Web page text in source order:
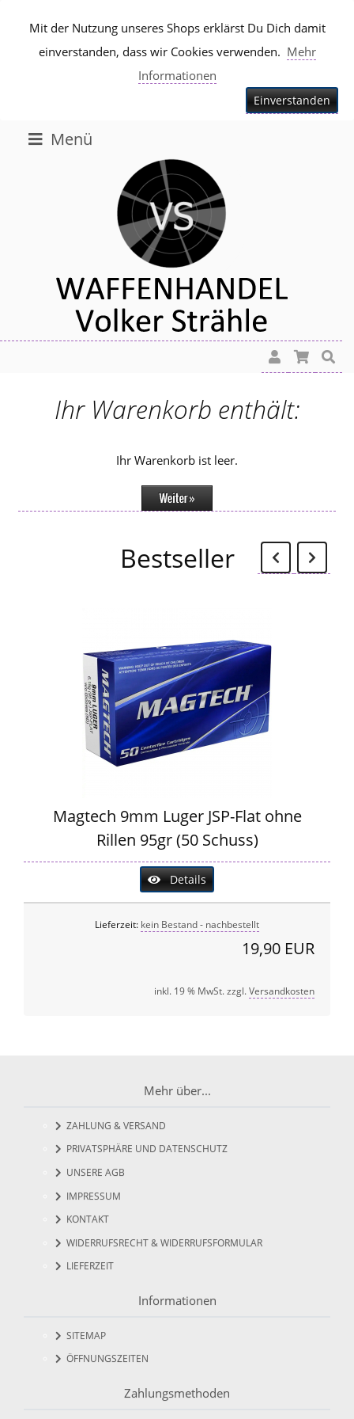
Mit der Nutzung unseres Shops erklärst Du Dich damit
einverstanden, dass wir Cookies verwenden. Mehr
Informationen
Einverstanden
Menü
Ihr Warenkorb enthält:
Ihr Warenkorb ist leer.
Bestseller
Magtech 9mm Luger JSP-Flat ohne
Rillen 95gr (50 Schuss)
Details
Lieferzeit: kein Bestand - nachbestellt
19,90 EUR
inkl. 19 % MwSt. zzgl.Versandkosten
Mehr über...
ZAHLUNG & VERSAND
PRIVATSPHÄRE UND DATENSCHUTZ
UNSERE AGB
IMPRESSUM
KONTAKT
WIDERRUFSRECHT & WIDERRUFSFORMULAR
LIEFERZEIT
Informationen
SITEMAP
ÖFFNUNGSZEITEN
Zahlungsmethoden